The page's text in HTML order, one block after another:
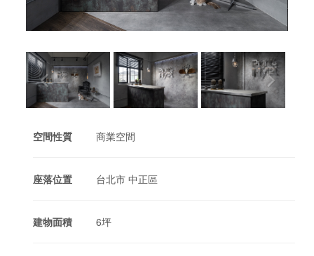
空間性質 商業空間
座落位置 台北市 中正區
建物面積 6坪